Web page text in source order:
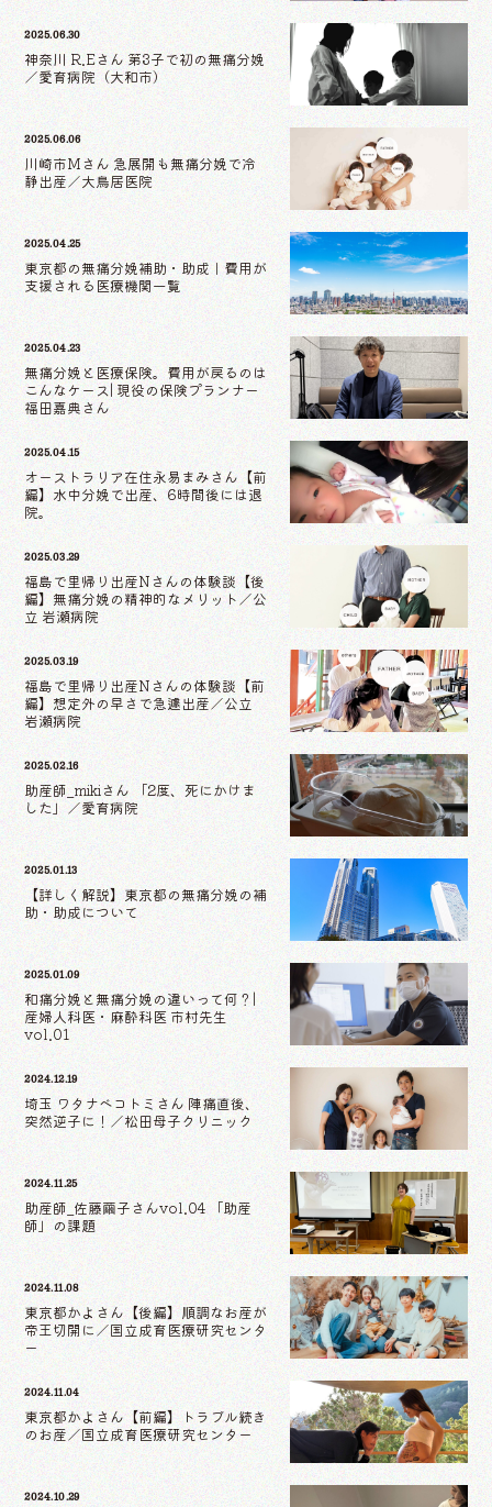
2025.06.30
神奈川 R.Eさん 第3子で初の無痛分娩
／愛育病院（大和市）
2025.06.06
川崎市Mさん 急展開も無痛分娩で冷
静出産／大鳥居医院
2025.04.25
東京都の無痛分娩補助・助成｜費用が
支援される医療機関一覧
2025.04.23
無痛分娩と医療保険。費用が戻るのは
こんなケース| 現役の保険プランナー
福田嘉典さん
2025.04.15
オーストラリア在住永易まみさん【前
編】水中分娩で出産、6時間後には退
院。
2025.03.29
福島で里帰り出産Nさんの体験談【後
編】無痛分娩の精神的なメリット／公
立 岩瀬病院
2025.03.19
福島で里帰り出産Nさんの体験談【前
編】想定外の早さで急遽出産／公立
岩瀬病院
2025.02.16
助産師_mikiさん 「2度、死にかけま
した」／愛育病院
2025.01.13
【詳しく解説】東京都の無痛分娩の補
助・助成について
2025.01.09
和痛分娩と無痛分娩の違いって何？|
産婦人科医・麻酔科医 市村先生
vol.01
2024.12.19
埼玉 ワタナベコトミさん 陣痛直後、
突然逆子に！／松田母子クリニック
2024.11.25
助産師_佐藤繭子さんvol.04 「助産
師」の課題
2024.11.08
東京都かよさん【後編】順調なお産が
帝王切開に／国立成育医療研究センタ
ー
2024.11.04
東京都かよさん【前編】トラブル続き
のお産／国立成育医療研究センター
2024.10.29